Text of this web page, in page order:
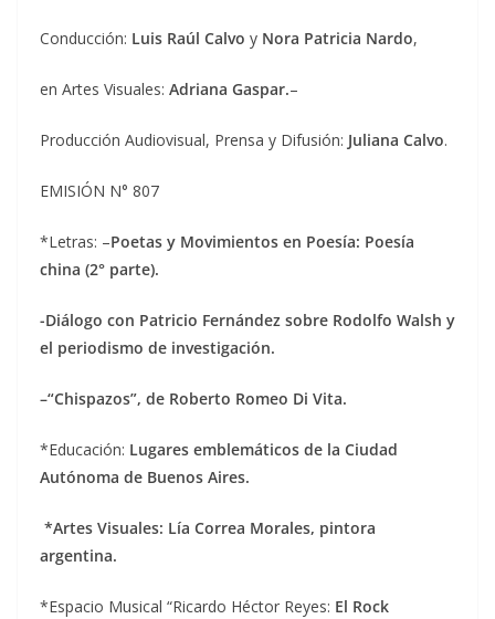
Conducción: Luis Raúl Calvo y Nora Patricia Nardo,
en Artes Visuales: Adriana Gaspar.–
Producción Audiovisual, Prensa y Difusión: Juliana Calvo.
EMISIÓN N° 807
*Letras: –Poetas y Movimientos en Poesía: Poesía
china (2° parte).
-Diálogo con Patricio Fernández sobre Rodolfo Walsh y
el periodismo de investigación.
–“Chispazos”, de Roberto Romeo Di Vita.
*Educación: Lugares emblemáticos de la Ciudad
Autónoma de Buenos Aires.
*Artes Visuales: Lía Correa Morales, pintora
argentina.
*Espacio Musical “Ricardo Héctor Reyes: El Rock